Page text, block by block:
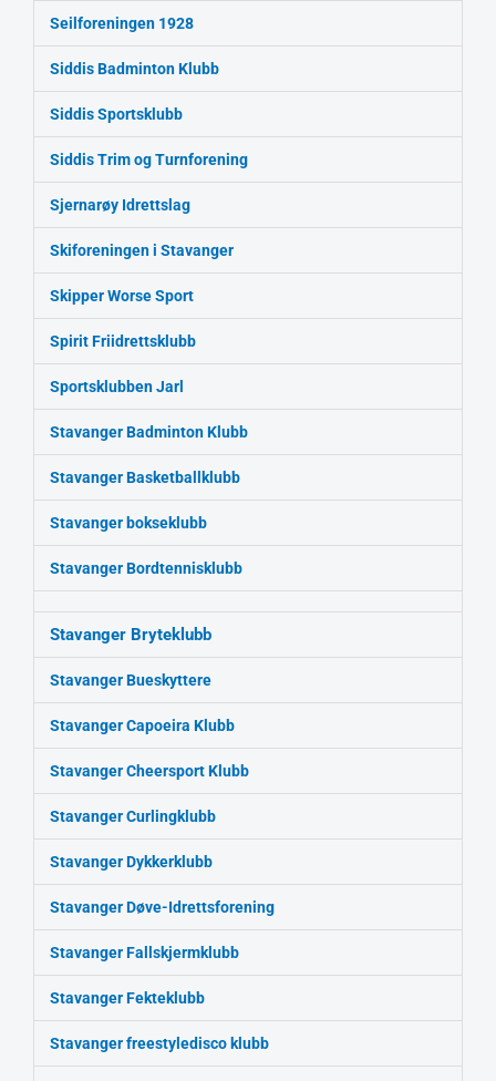
Seilforeningen 1928
Siddis Badminton Klubb
Siddis Sportsklubb
Siddis Trim og Turnforening
Sjernarøy Idrettslag
Skiforeningen i Stavanger
Skipper Worse Sport
Spirit Friidrettsklubb
Sportsklubben Jarl
Stavanger Badminton Klubb
Stavanger Basketballklubb
Stavanger bokseklubb
Stavanger Bordtennisklubb
Stavanger Bryteklubb
Stavanger Bueskyttere
Stavanger Capoeira Klubb
Stavanger Cheersport Klubb
Stavanger Curlingklubb
Stavanger Dykkerklubb
Stavanger Døve-Idrettsforening
Stavanger Fallskjermklubb
Stavanger Fekteklubb
Stavanger freestyledisco klubb